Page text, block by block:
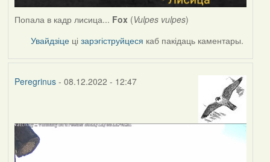
Попала в кадр лисица... Fox(Vulpes vulpes)
Увайдзіце цізарэгіструйцеся каб пакідаць каментары.
Peregrinus- 08.12.2022 - 12:47